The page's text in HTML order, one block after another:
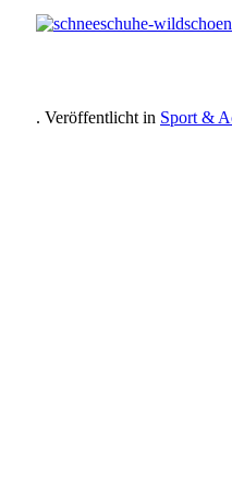
. Veröffentlicht in Sport &